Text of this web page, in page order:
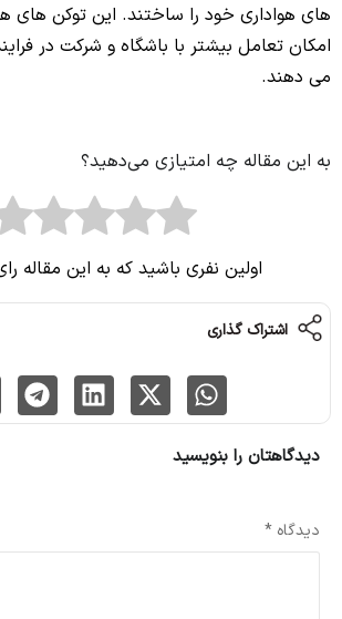
های هواداری خود را ساختند. این توکن های
امکان تعامل بیشتر با باشگاه و شرکت در
می دهند.
به این مقاله چه امتیازی می‌دهید؟
اولین نفری باشید که به این مقاله
اشتراک گذاری
دیدگاهتان را بنویسید
دیدگاه *